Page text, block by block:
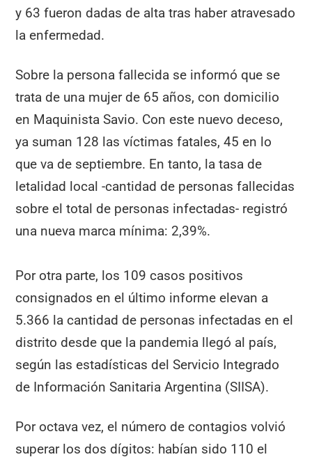
y 63 fueron dadas de alta tras haber atravesado
la enfermedad.
Sobre la persona fallecida se informó que se
trata de una mujer de 65 años, con domicilio
en Maquinista Savio. Con este nuevo deceso,
ya suman 128 las víctimas fatales, 45 en lo
que va de septiembre. En tanto, la tasa de
letalidad local -cantidad de personas fallecidas
sobre el total de personas infectadas- registró
una nueva marca mínima: 2,39%.
Por otra parte, los 109 casos positivos
consignados en el último informe elevan a
5.366 la cantidad de personas infectadas en el
distrito desde que la pandemia llegó al país,
según las estadísticas del Servicio Integrado
de Información Sanitaria Argentina (SIISA).
Por octava vez, el número de contagios volvió
superar los dos dígitos: habían sido 110 el